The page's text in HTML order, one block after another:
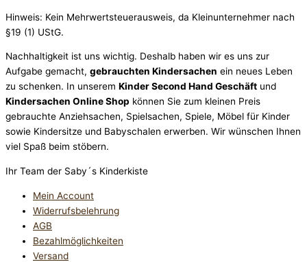
Hinweis: Kein Mehrwertsteuerausweis, da Kleinunternehmer nach
§19 (1) UStG.
Nachhaltigkeit ist uns wichtig. Deshalb haben wir es uns zur
Aufgabe gemacht, gebrauchten Kindersachen ein neues Leben
zu schenken. In unserem Kinder Second Hand Geschäft und
Kindersachen Online Shop können Sie zum kleinen Preis
gebrauchte Anziehsachen, Spiel­sachen, Spiele, Möbel für Kinder
sowie Kindersitze und Babyschalen erwerben. Wir wünschen Ihnen
viel Spaß beim stöbern.
Ihr Team der Saby´s Kinderkiste
Mein Account
Widerrufsbelehrung
AGB
Bezahlmöglichkeiten
Versand